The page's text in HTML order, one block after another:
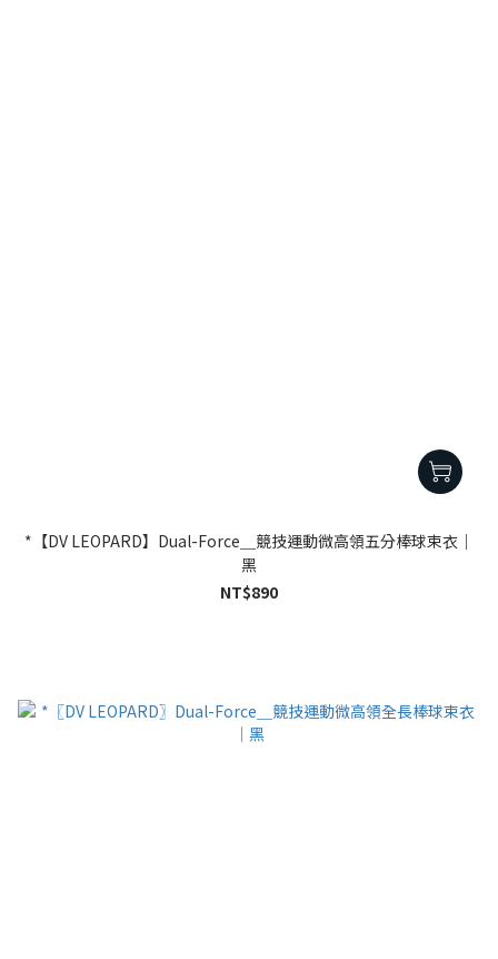
*【DV LEOPARD】Dual-Force＿競技運動微高領五分棒球束衣｜
黑
NT$890